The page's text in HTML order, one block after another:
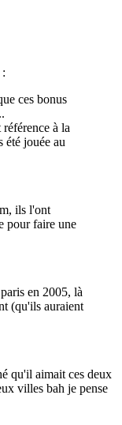
ces bonus
à la
été jouée au
ils l'ont
pour faire une
en 2005, là
(qu'ils auraient
qu'il aimait ces deux
villes bah je pense